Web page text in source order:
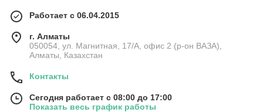
Работает с 06.04.2015
г. Алматы
050054, ул. Магнитная, 17/А, офис 2 (р-он ВАЗА),
Алматы, Казахстан
Контакты
Сегодня работает с 08:00 до 17:00
Показать весь график работы